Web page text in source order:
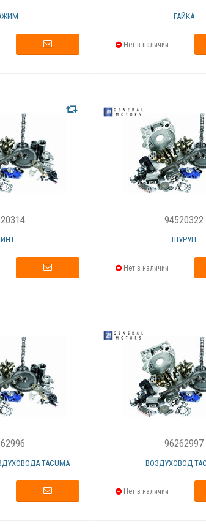
ГАЙКА
Нет в наличии
94520322
ШУРУП
Нет в наличии
TACUMA
96262997
ВОЗДУХОВОД
Нет в наличии